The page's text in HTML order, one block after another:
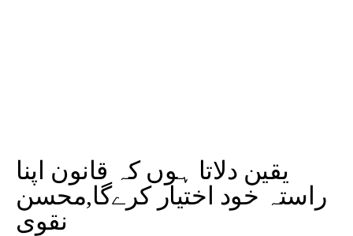
یقین دلاتا ہوں کہ قانون اپنا
راستہ خود اختیار کرےگا,محسن
نقوی